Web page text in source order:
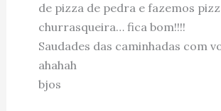
de pizza de pedra e fazemos
churrasqueira… fica bom!!!!
Saudades das caminhadas com
ahahah
bjos